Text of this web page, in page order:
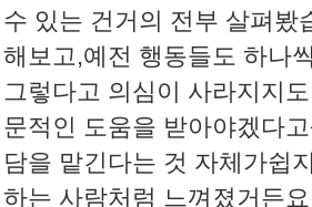
수 있는 건거의 전부 살펴봤
해보고,예전 행동들도 하나
그렇다고 의심이 사라지지
문적인 도움을 받아야겠다
담을 맡긴다는 것 자체가쉽
하는 사람처럼 느껴졌거든